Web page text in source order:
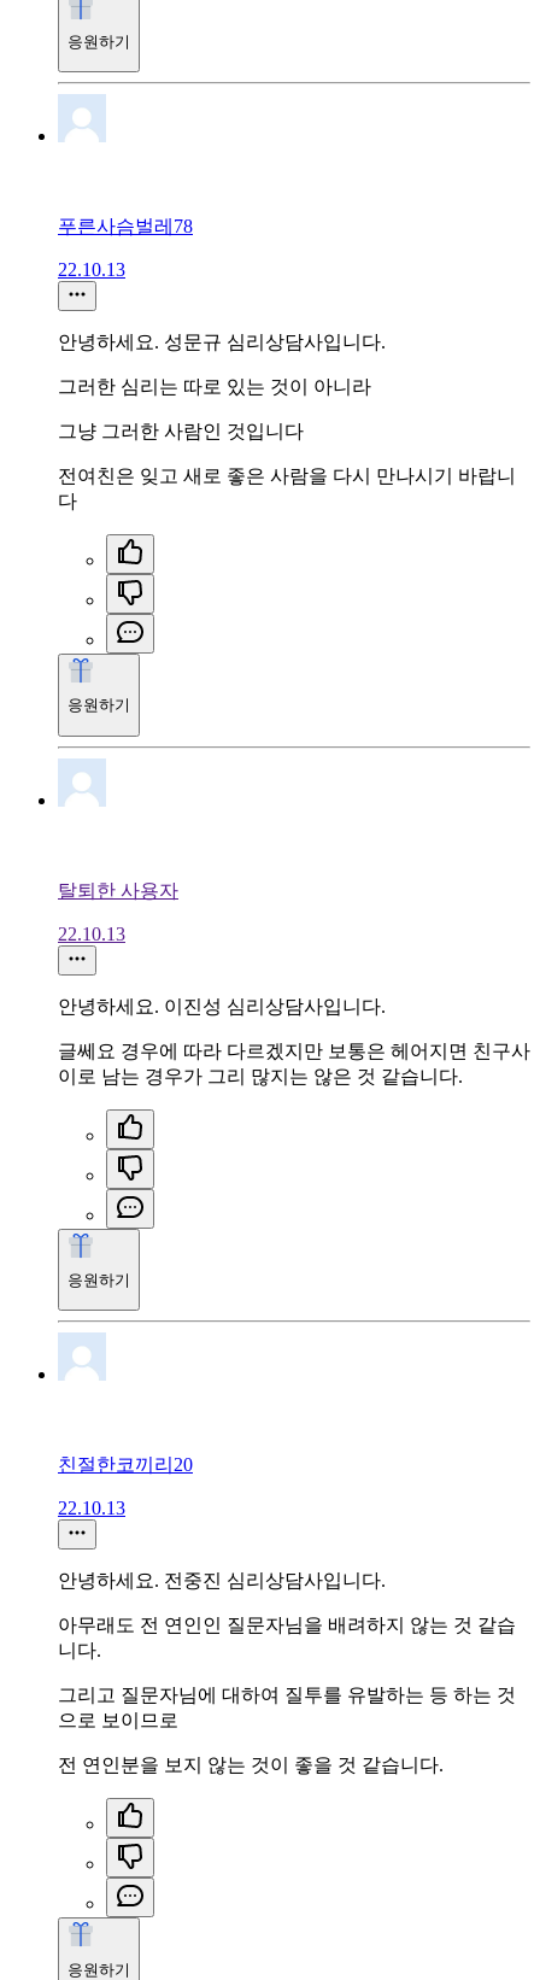
응원하기
푸른사슴벌레78
22.10.13
안녕하세요. 성문규 심리상담사입니다.
그러한 심리는 따로 있는 것이 아니라
그냥 그러한 사람인 것입니다
전여친은 잊고 새로 좋은 사람을 다시 만나시기 바랍니
다
응원하기
탈퇴한 사용자
22.10.13
안녕하세요. 이진성 심리상담사입니다.
글쎄요 경우에 따라 다르겠지만 보통은 헤어지면 친구사
이로 남는 경우가 그리 많지는 않은 것 같습니다.
응원하기
친절한코끼리20
22.10.13
안녕하세요. 전중진 심리상담사입니다.
아무래도 전 연인인 질문자님을 배려하지 않는 것 같습
니다.
그리고 질문자님에 대하여 질투를 유발하는 등 하는 것
으로 보이므로
전 연인분을 보지 않는 것이 좋을 것 같습니다.
응원하기